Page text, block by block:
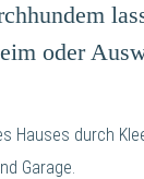
oder
Hauses durch
Garage.